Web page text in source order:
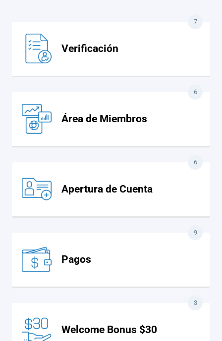
Verificación
7
Área de Miembros
6
Apertura de Cuenta
6
Pagos
9
Welcome Bonus $30
3